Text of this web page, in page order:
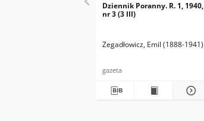
Dziennik Poranny. R. 1, 1940,
nr 3 (3 III)
Zegadłowicz, Emil (1888-1941)
gazeta